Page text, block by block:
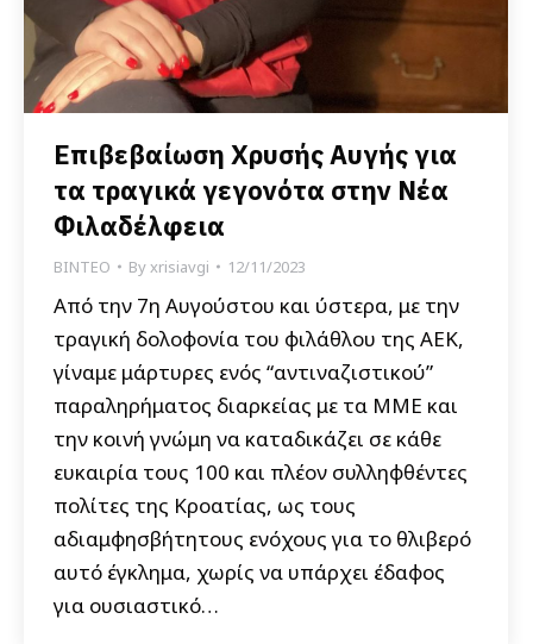
Επιβεβαίωση Χρυσής Αυγής για
τα τραγικά γεγονότα στην Νέα
Φιλαδέλφεια
ΒΙΝΤΕΟ Byxrisiavgi 12/11/2023
Από την 7η Αυγούστου και ύστερα, με την
τραγική δολοφονία του φιλάθλου της ΑΕΚ,
γίναμε μάρτυρες ενός “αντιναζιστικού”
παραληρήματος διαρκείας με τα ΜΜΕ και
την κοινή γνώμη να καταδικάζει σε κάθε
ευκαιρία τους 100 και πλέον συλληφθέντες
πολίτες της Κροατίας, ως τους
αδιαμφησβήτητους ενόχους για το θλιβερό
αυτό έγκλημα, χωρίς να υπάρχει έδαφος
για ουσιαστικό…